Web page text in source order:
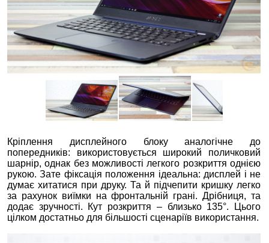
Кріплення дисплейного блоку аналогічне до
попередників: використовується широкий поличковий
шарнір, однак без можливості легкого розкриття однією
рукою. Зате фіксація положення ідеальна: дисплей і не
думає хитатися при друку. Та й підчепити кришку легко
за рахунок виїмки на фронтальній грані. Дрібниця, та
додає зручності. Кут розкриття – близько 135°. Цього
цілком достатньо для більшості сценаріїв використання.